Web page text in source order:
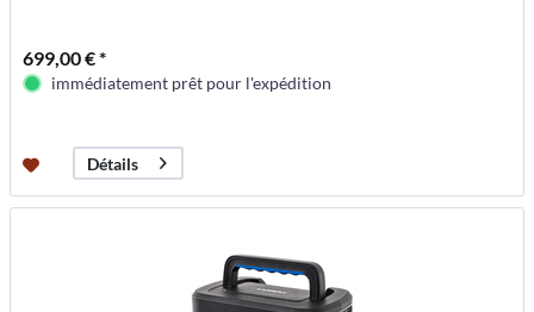
699,00 € *
immédiatement prêt pour l'expédition
Détails